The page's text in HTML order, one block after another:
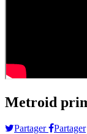
Metroid
Partager
Partager